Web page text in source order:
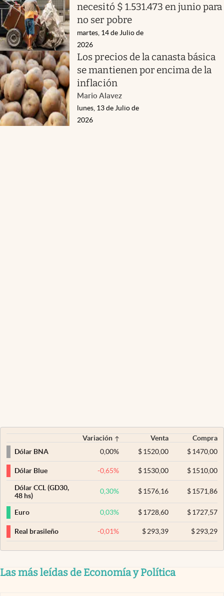
necesitó $ 1.531.473 en junio para
no ser pobre
martes, 14 de Julio de
2026
Los precios de la canasta básica
se mantienen por encima de la
inflación
Mario Alavez
lunes, 13 de Julio de
2026
Variación Venta
Compra
Dólar BNA
0,00% $ 1520,00 $1470,00
Dólar Blue -0,65% $ 1530,00 $1510,00
Dólar CCL (GD30,
48 hs)
0,30% $ 1576,16 $1571,86
Euro 0,03% $ 1728,60 $1727,57
Real brasileño -0,01% $ 293,39 $293,29
Las más leídas de Economía y Política